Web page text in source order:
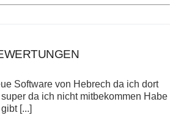
da ich nicht mitbekommen Habe
[...]